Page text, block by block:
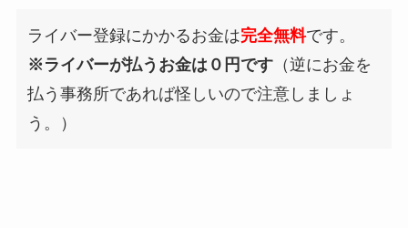
ライバー登録にかかるお金は完全無料です。
※ライバーが払うお金は０円です （逆にお金を
払う事務所であれば怪しいので注意しましょ
う。）